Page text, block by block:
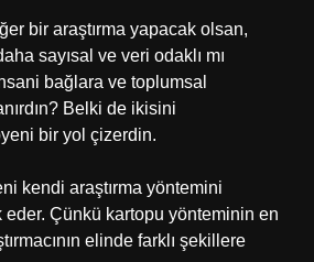
bir araştırma yapacak olsan,
sayısal ve veri odaklı mı
bağlara ve toplumsal
Belki de ikisini
bir yol çizerdin.
kendi araştırma yöntemini
Çünkü kartopu yönteminin en
elinde farklı şekillere